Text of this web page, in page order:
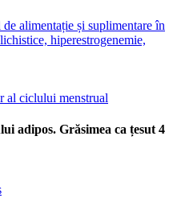
alimentație și suplimentare în
hiperestrogenemie,
al ciclului menstrual
adipos. Grăsimea ca țesut 4